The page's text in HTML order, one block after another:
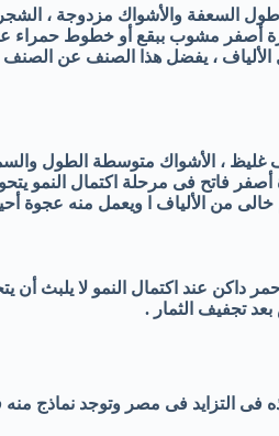
، قواعد السعف عريضة خضراء الأشواك تحتل حوالى 25 ٪من طول السعفة والأشواك
إنتاجها إلى 85 كجم ، تزداد إلى حوالي 300 لون الثمرة أصفر مشوب ببقع أو
الألياف ، يفضل هذا الصنف عن الصنف
، الأشواك متوسطة الطول
كجم يزداد أحيانا ليبلغ 200 كجم ، لون الثمرة أصفر فاتح فى مرحلة اكتمال
من الألياف ا ويعمل منه عجوة
105 كجم الثمرة الثمرة لونها أحمر داكن عند اكتمال النمو لا
تجفيف الثمار .
فى التزايد فى مصر وتوجد نماذج